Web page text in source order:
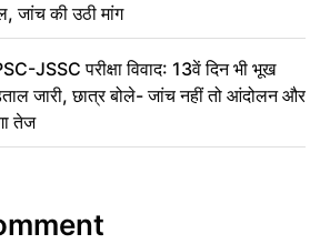
जांच की उठी मांग
JSSC परीक्षा विवाद: 13वें दिन भी भूख
जारी, छात्र बोले- जांच नहीं तो आंदोलन और
तेज